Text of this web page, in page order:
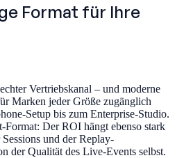
Format für Ihre
Vertriebskanal – und moderne
Marken jeder Größe zugänglich
Setup bis zum Enterprise-Studio.
Format: Der ROI hängt ebenso stark
und der Replay-
der Qualität des Live-Events selbst.